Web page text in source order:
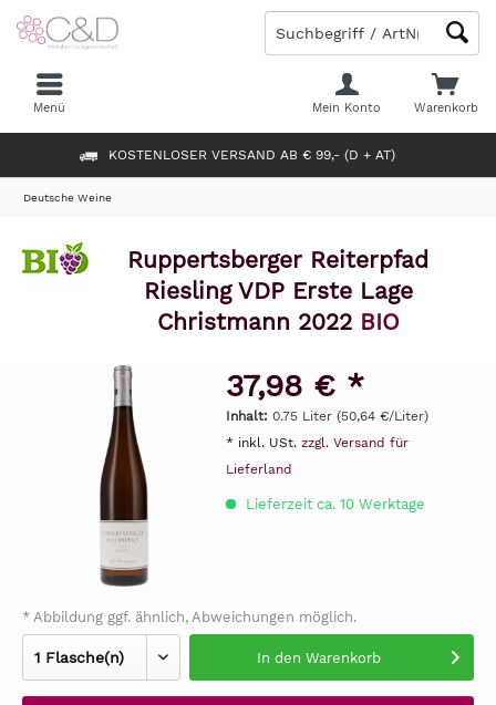
KOSTENLOSER VERSAND AB € 99,- (D + AT)
Warenkorb
Mein Konto
Menü
Deutsche Weine
Ruppertsberger Reiterpfad
Riesling VDP Erste Lage
Christmann 2022 BIO
37,98 € *
Inhalt: 0.75 Liter (50,64 €/Liter)
* inkl. USt. zzgl. Versand für
Lieferland
Lieferzeit ca. 10 Werktage
* Abbildung ggf. ähnlich, Abweichungen möglich.
In den Warenkorb